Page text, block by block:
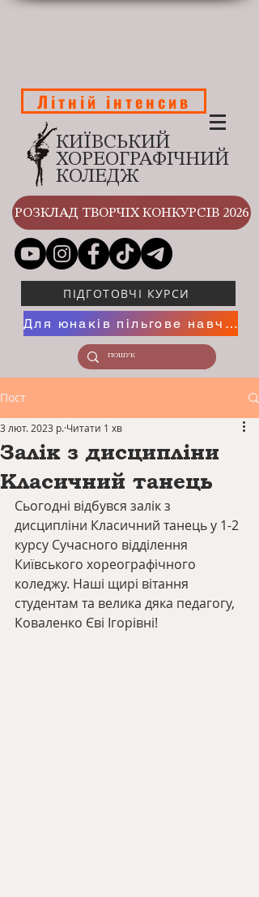
КИЇВСЬКИЙ
ХОРЕОГРАФІЧНИЙ
КОЛЕДЖ
Літній інтенсив
РОЗКЛАД ТВОРЧІХ КОНКУРСІВ 2026
ПІДГОТОВЧІ КУРСИ
Для юнаків пільгове навчання
Пост
Залік з дисципліни
Класичний танець
3 лют. 2023 р. Читати 1 хв
Сьогодні відбувся залік з
дисципліни Класичний танець у 1-2
курсу Сучасного відділення
Київського хореографічного
коледжу. Наші щирі вітання
студентам та велика дяка педагогу,
Коваленко Єві Ігорівні!